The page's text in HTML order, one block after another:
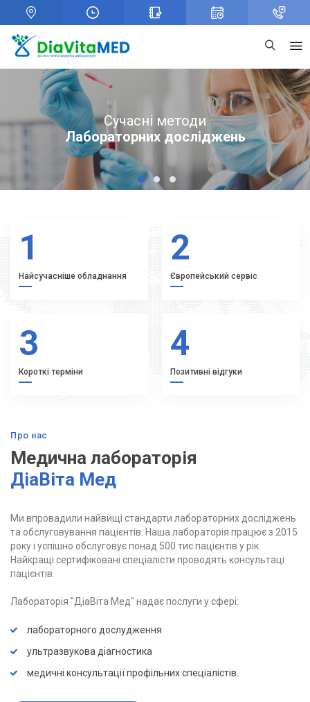
+
Сучасні методи
Лабораторних досліджень
Консультації профільних спеціалістів
Гінеколог. Уролог. Пульмонолог.
Ендокринолог. Алерголог. Імунолог.
Ревматолог
Ультразвукове дослідження
на сучасному аппараті
1 2 3
1
Найсучасніше обладнання
2
Європейський сервіс
3
Короткі терміни
4
Позитивні відгуки
Про нас
Медична лабораторія
ДіаВіта Мед
Ми впровадили найвищі стандарти лабораторних досліджень
та обслуговування пацієнтів. Наша лабораторія працює з 2015
року і успішно обслуговує понад 500 тис пацієнтів у рік.
Найкращі сертифіковані спеціалісти проводять консультаці
пацієнтів.
Лабораторія "ДіаВіта Мед" надає послуги у сфері:
лабораторного дослудження
ультразвукова діагностика
медичні консультації профільних спеціалістів.